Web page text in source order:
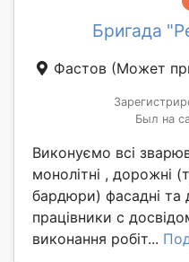
Бригада
Фастов (Может
Был на
Виконуємо всі
монолітні , дорожні
бардюри) фасадні та
працівники с
виконання робіт...